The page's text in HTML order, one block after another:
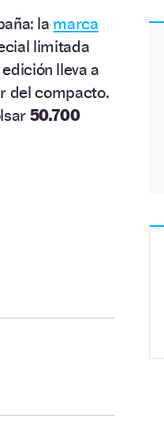
la marca
limitada
lleva a
del compacto.
50.700